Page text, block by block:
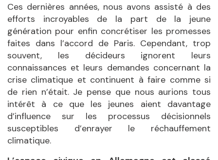
Ces dernières années, nous avons assisté à des
efforts incroyables de la part de la jeune
génération pour enfin concrétiser les promesses
faites dans l’accord de Paris. Cependant, trop
souvent, les décideurs ignorent leurs
connaissances et leurs demandes concernant la
crise climatique et continuent à faire comme si
de rien n’était. Je pense que nous aurions tous
intérêt à ce que les jeunes aient davantage
d’influence sur les processus décisionnels
susceptibles d’enrayer le réchauffement
climatique.